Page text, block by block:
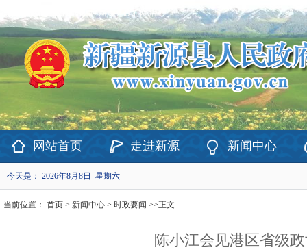
欢迎访问新疆维吾尔自治区新源县政府网站！
网站首页 走进新源 新闻中心
今天是： 2026年8月8日 星期六
当前位置： 首页 > 新闻中心 > 时政要闻 >>正文
陈小江会见港区省级